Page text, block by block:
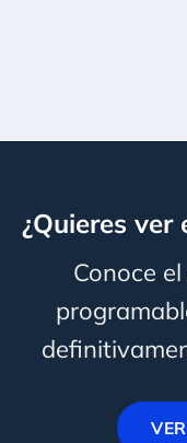
¿Quieres ver
Conoce